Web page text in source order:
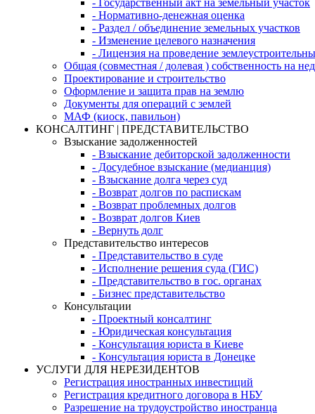
- Нормативно-денежная оценка
- Раздел / объединение земельных участков
- Изменение целевого назначения
- Лицензия на проведение
Общая (совместная / долевая ) собственность на
Проектирование и строительство
Оформление и защита прав на землю
Документы для операций с землей
МАФ (киоск, павильон)
КОНСАЛТИНГ | ПРЕДСТАВИТЕЛЬСТВО
Взыскание задолженностей
- Взыскание дебиторской задолженности
- Досудебное взыскание (медианция)
- Взыскание долга через суд
- Возврат долгов по распискам
- Возврат проблемных долгов
- Возврат долгов Киев
- Вернуть долг
Представительство интересов
- Представительство в суде
- Исполнение решения суда (ГИС)
- Представительство в гос. органах
- Бизнес представительство
Консультации
- Проектный консалтинг
- Юридическая консультация
- Консультация юриста в Киеве
- Консультация юриста в Донецке
УСЛУГИ ДЛЯ НЕРЕЗИДЕНТОВ
Регистрация иностранных инвестиций
Регистрация кредитного договора в НБУ
Разрешение на трудоустройство иностранца